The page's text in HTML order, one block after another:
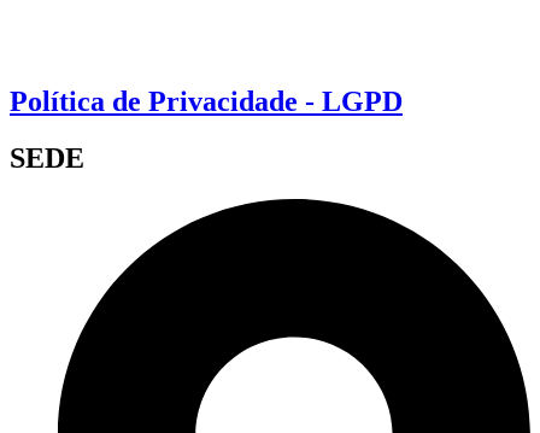
Política de Privacidade - LGPD
SEDE